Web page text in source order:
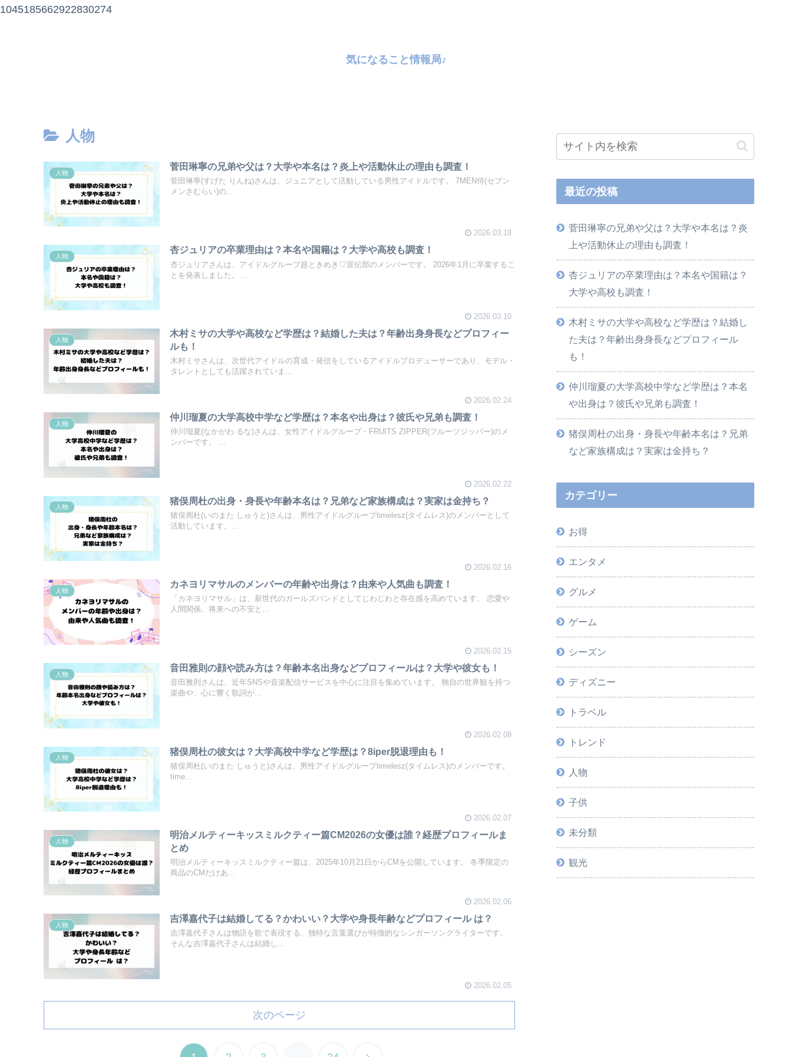
1045185662922830274
気になること情報局♪
人物
人物
菅田琳寧の兄弟や父は？大学や本名は？炎上や活動休止の理由も調査！
菅田琳寧(すげた りんね)さんは、ジュニアとして活動している男性アイドルです。 7MEN侍(セブン
メンさむらい)の...
2026.03.18
人物
杏ジュリアの卒業理由は？本名や国籍は？大学や高校も調査！
杏ジュリアさんは、アイドルグループ超ときめき♡宣伝部のメンバーです。 2026年1月に卒業するこ
とを発表しました。...
2026.03.10
人物
木村ミサの大学や高校など学歴は？結婚した夫は？年齢出身身長などプロフィー
ルも！
木村ミサさんは、次世代アイドルの育成・発信をしているアイドルプロデューサーであり、モデル・
タレントとしても活躍されていま...
2026.02.24
人物
仲川瑠夏の大学高校中学など学歴は？本名や出身は？彼氏や兄弟も調査！
仲川瑠夏(なかがわ るな)さんは、女性アイドルグループ・FRUITS ZIPPER(フルーツジッパー)のメ
ンバーです。 ...
2026.02.22
人物
猪俣周杜の出身・身長や年齢本名は？兄弟など家族構成は？実家は金持ち？
猪俣周杜(いのまた しゅうと)さんは、男性アイドルグループtimelesz(タイムレス)のメンバーとして
活動しています。...
2026.02.16
人物
カネヨリマサルのメンバーの年齢や出身は？由来や人気曲も調査！
「カネヨリマサル」は、新世代のガールズバンドとしてじわじわと存在感を高めています。 恋愛や
人間関係、将来への不安と...
2026.02.15
人物
音田雅則の顔や読み方は？年齢本名出身などプロフィールは？大学や彼女も！
音田雅則さんは、近年SNSや音楽配信サービスを中心に注目を集めています。 独自の世界観を持つ
楽曲や、心に響く歌詞が...
2026.02.08
人物
猪俣周杜の彼女は？大学高校中学など学歴は？8iper脱退理由も！
猪俣周杜(いのまた しゅうと)さんは、男性アイドルグループtimelesz(タイムレス)のメンバーです。
time...
2026.02.07
人物
明治メルティーキッスミルクティー篇CM2026の女優は誰？経歴プロフィールま
とめ
明治メルティーキッスミルクティー篇は、2025年10月21日からCMを公開しています。 冬季限定の
商品のCMだけあ...
2026.02.06
人物
吉澤嘉代子は結婚してる？かわいい？大学や身長年齢などプロフィール は？
吉澤嘉代子さんは物語を歌で表現する、独特な言葉選びが特徴的なシンガーソングライターです。
そんな吉澤嘉代子さんは結婚し...
2026.02.05
次のページ
最近の投稿
菅田琳寧の兄弟や父は？大学や本名は？炎
上や活動休止の理由も調査！
杏ジュリアの卒業理由は？本名や国籍は？
大学や高校も調査！
木村ミサの大学や高校など学歴は？結婚し
た夫は？年齢出身身長などプロフィール
も！
仲川瑠夏の大学高校中学など学歴は？本名
や出身は？彼氏や兄弟も調査！
猪俣周杜の出身・身長や年齢本名は？兄弟
など家族構成は？実家は金持ち？
カテゴリー
お得
エンタメ
グルメ
ゲーム
シーズン
ディズニー
トラベル
トレンド
人物
子供
未分類
観光